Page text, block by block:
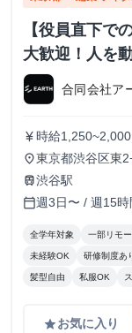
【役員直下で
大歓迎！人を
合同会社ア
currency_yen 時給
place東京都渋谷区東
train渋谷駅
calendar_today週3日〜 / 週15時
全学年対象 一部リモ
未経験OK 研修制度あ
髪型自由 私服OK
gradeお気に入り